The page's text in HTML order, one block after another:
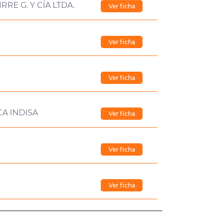
G. Y CÍA LTDA. Ver ficha
Ver ficha
Ver ficha
INDISA Ver ficha
Ver ficha
Ver ficha